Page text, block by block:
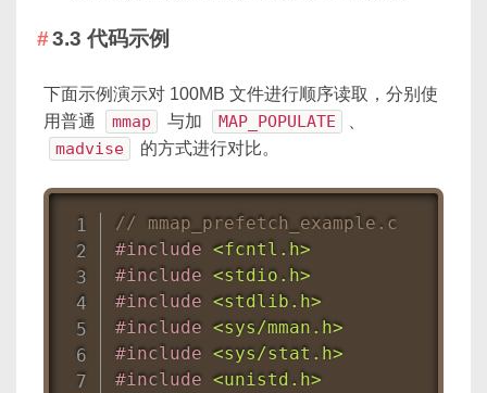
3.3 代码示例
下面示例演示对 100MB 文件进行顺序读取，分别使
用普通
mmap 与加 MAP_POPULATE
madvise 的方式进行对比。
// mmap_prefetch_example.c
#include <fcntl.h>
#include <stdio.h>
#include <stdlib.h>
#include <sys/mman.h>
#include <sys/stat.h>
#include <unistd.h>